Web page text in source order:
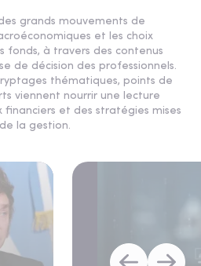
grands mouvements de
et les choix
fonds, à travers des contenus
de décision des professionnels.
thématiques, points de
viennent nourrir une lecture
et des stratégies mises
la gestion.